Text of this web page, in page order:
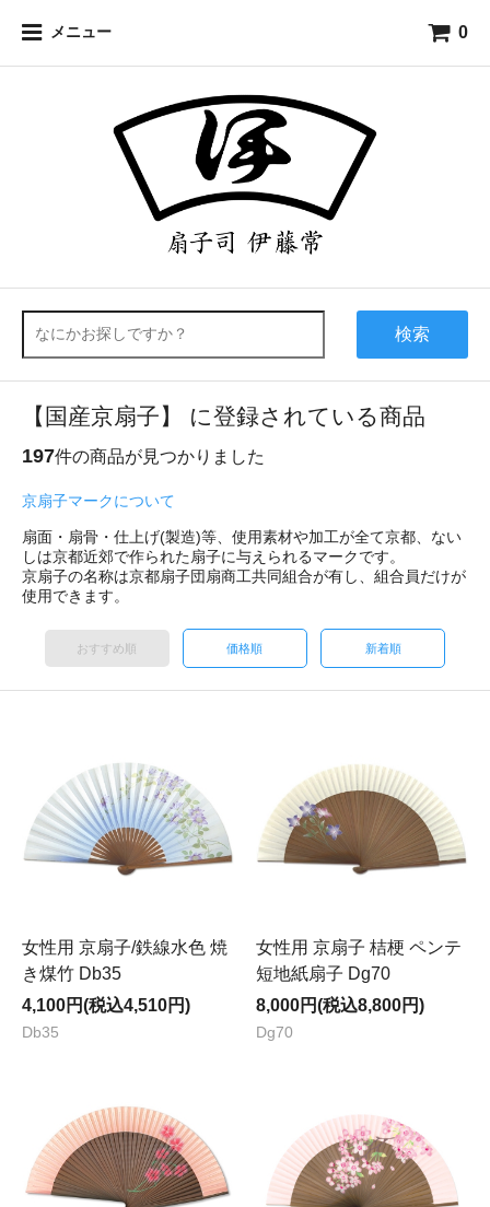
メニュー 0
検索
【国産京扇子】 に登録されている商品
197件の商品が見つかりました
京扇子マークについて
扇面・扇骨・仕上げ(製造)等、使用素材や加工が全て京都、ない
しは京都近郊で作られた扇子に与えられるマークです。
京扇子の名称は京都扇子団扇商工共同組合が有し、組合員だけが
使用できます。
おすすめ順 価格順 新着順
女性用 京扇子/鉄線水色 焼
き煤竹 Db35
4,100円(税込4,510円)
Db35
女性用 京扇子 桔梗 ペンテ
短地紙扇子 Dg70
8,000円(税込8,800円)
Dg70